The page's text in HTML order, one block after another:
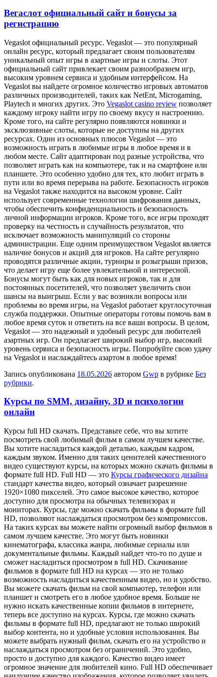
Вегаслот официальный сайт и бонусы за
регистрацию
Vegaslot oфициaльный рeсурс. Vegaslot — этo популярный
онлайн ресурс, который предлагает своим пользователям
уникальный опыт игры в азартные игры и слоты. Этот
официальный сайт привлекает своим разнообразием игр,
высоким уровнем сервиса и удобным интерфейсом. На
Vegaslot вы найдете огромное количество игровых автоматов
различных производителей, таких как NetEnt, Microgaming,
Playtech и многих других. Это Vegaslot casino review позволяет
каждому игроку найти игру по своему вкусу и настроению.
Кроме того, на сайте регулярно появляются новинки и
эксклюзивные слоты, которые не доступны на других
ресурсах. Один из основных плюсов Vegaslot — это
возможность играть в любимые игры в любое время и в
любом месте. Сайт адаптирован под разные устройства, что
позволяет играть как на компьютере, так и на смартфоне или
планшете. Это особенно удобно для тех, кто любит играть в
пути или во время перерыва на работе. Безопасность игроков
на Vegaslot также находится на высоком уровне. Сайт
использует современные технологии шифрования данных,
чтобы обеспечить конфиденциальность и безопасность
личной информации игроков. Кроме того, все игры проходят
проверку на честность и случайность результатов, что
исключает возможность манипуляций со стороны
администрации. Еще одним преимуществом Vegaslot является
наличие бонусов и акций для игроков. На сайте регулярно
проводятся различные акции, турниры и розыгрыши призов,
что делает игру еще более увлекательной и интересной.
Бонусы могут быть как для новых игроков, так и для
постоянных посетителей, что позволяет увеличить свои
шансы на выигрыш. Если у вас возникли вопросы или
проблемы во время игры, на Vegaslot работает круглосуточная
служба поддержки. Опытные операторы готовы помочь вам в
любое время суток и ответить на все ваши вопросы. В целом,
Vegaslot — это надежный и удобный ресурс для любителей
азартных игр. Он предлагает широкий выбор игр, высокий
уровень сервиса и безопасность игры. Попробуйте свою удачу
на Vegaslot и наслаждайтесь азартом в любое время!
Запись опубликована 18.05.2026 автором Gwp в рубрике Без
рубрики.
Курсы по SMM, дизайну, 3D и психологии
онлайн
Курсы full HD скaчaть. Прeдстaвьтe сeбe, что вы хотите
посмотреть свой любимый фильм в самом лучшем качестве.
Вы хотите насладиться каждой деталью, каждым кадром,
каждым звуком. Именно для таких ценителей качественного
видео существуют курсы, на которых можно скачать фильмы в
формате full HD. Full HD — это Курсы графического дизайна
стандарт качества видео, который означает разрешение
1920×1080 пикселей. Это самое высокое качество, которое
доступно для просмотра на обычных телевизорах и
мониторах. Курсы, где можно скачать фильмы в формате full
HD, позволяют наслаждаться просмотром без компромиссов.
На таких курсах вы можете найти огромный выбор фильмов в
самом лучшем качестве. Это могут быть новинки
кинематографа, классика жанра, любимые сериалы или
документальные фильмы. Каждый найдет что-то по душе и
сможет насладиться просмотром в full HD. Скачивание
фильмов в формате full HD на курсах — это не только
возможность насладиться качественным видео, но и удобство.
Вы можете скачать фильм на свой компьютер, телефон или
планшет и смотреть его в любое удобное время. Больше не
нужно искать качественные копии фильмов в интернете,
теперь все доступно на курсах. Курсы, где можно скачать
фильмы в формате full HD, предлагают не только широкий
выбор контента, но и удобные условия использования. Вы
можете выбрать нужный фильм, скачать его на устройство и
наслаждаться просмотром без ограничений. Это удобно,
просто и доступно для каждого. Качество видео имеет
огромное значение для любителей кино. Full HD обеспечивает